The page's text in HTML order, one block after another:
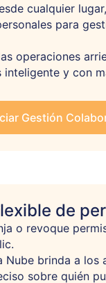
cualquier
para
operaciones
inteligente y con
Gestión
de
o revoque
Nube brinda a los
sobre quién